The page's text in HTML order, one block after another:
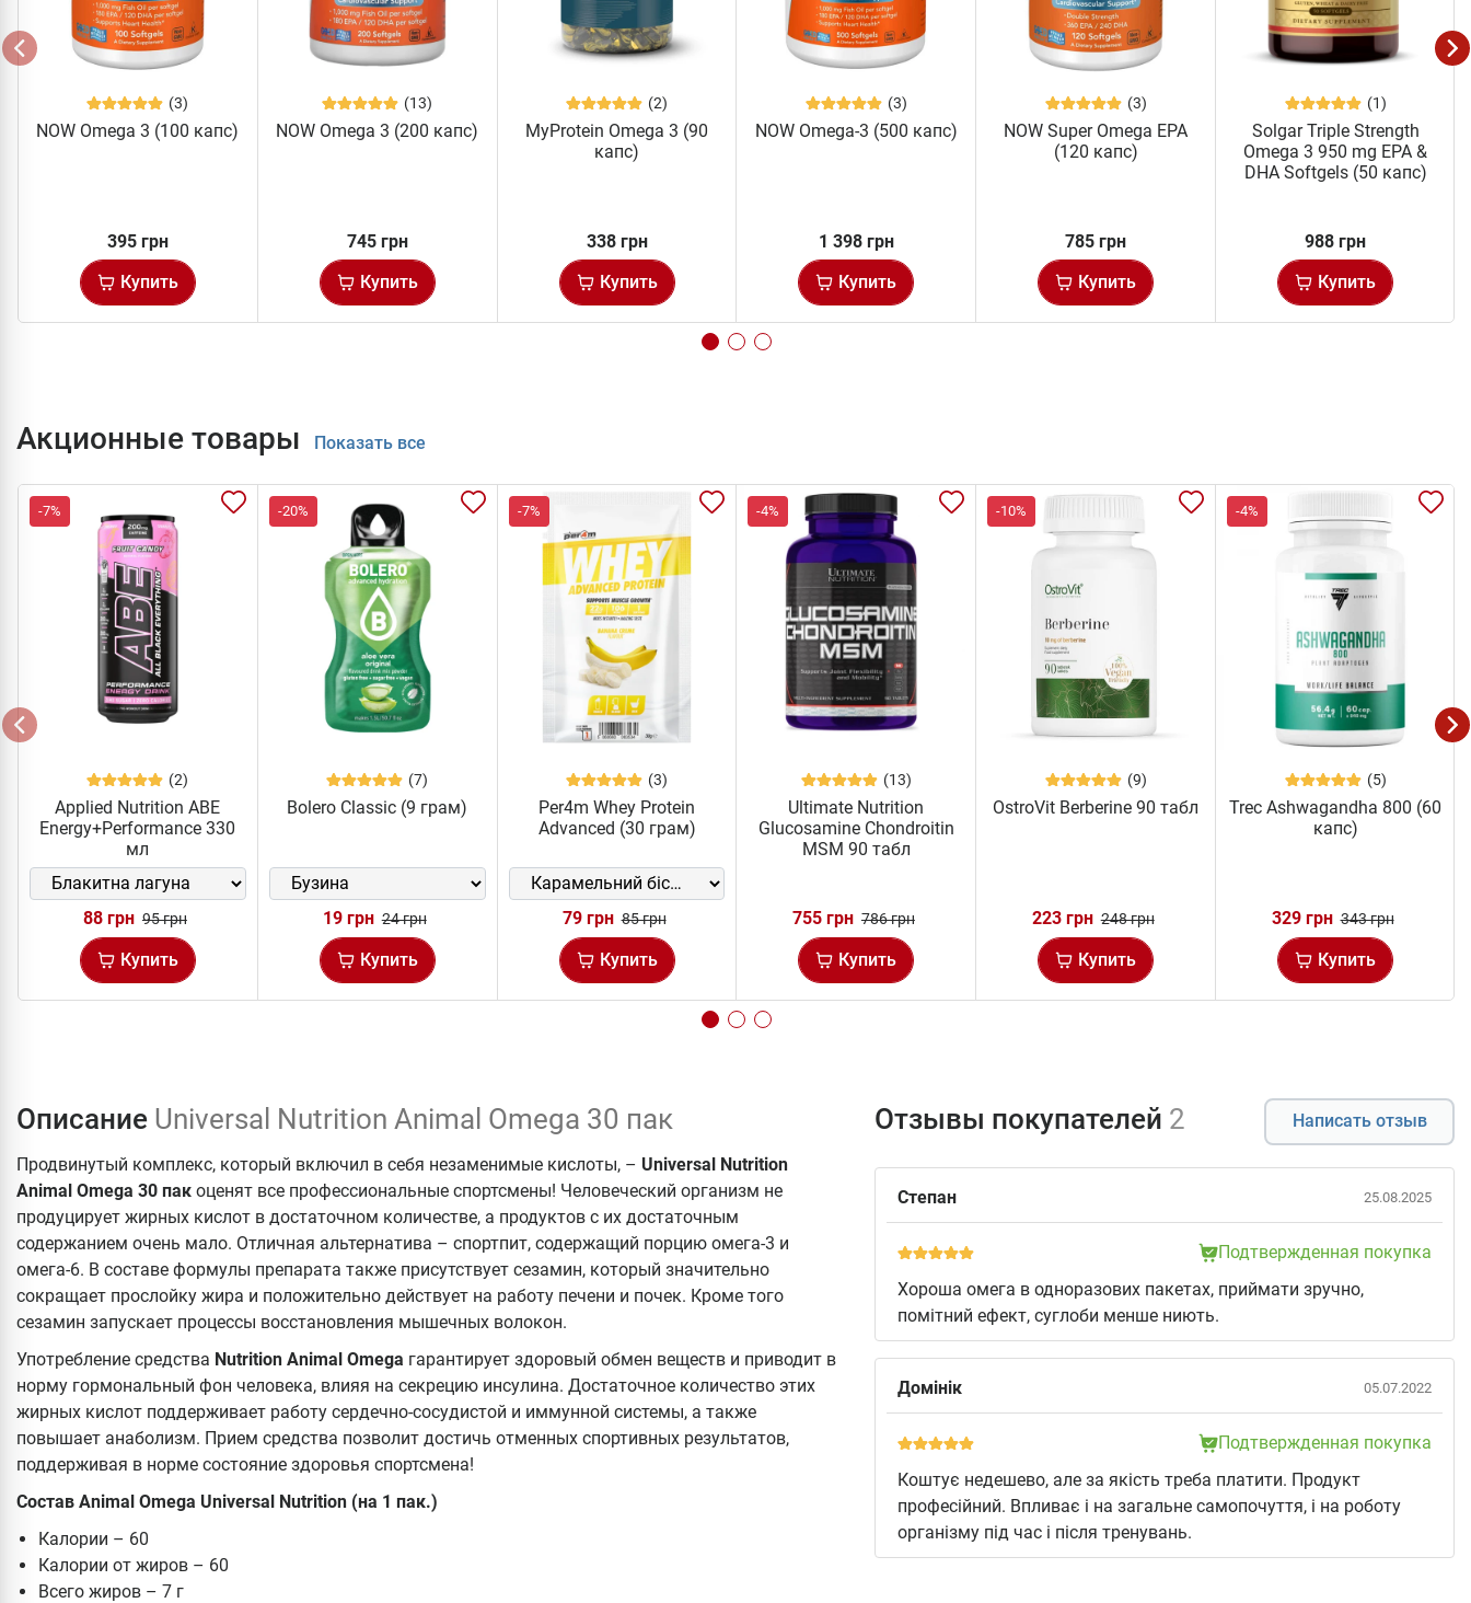
(3)
NOW Omega 3 (100 капс)
395 грн
Купить
(13)
NOW Omega 3 (200 капс)
745 грн
Купить
(2)
MyProtein Omega 3 (90
капс)
338 грн
Купить
(3)
NOW Omega-3 (500 капс)
1 398 грн
Купить
(3)
NOW Super Omega EPA
(120 капс)
785 грн
Купить
(1)
Solgar Triple Strength
Omega 3 950 mg EPA &
DHA Softgels (50 капс)
988 грн
Купить
Акционные товары Показать все
-7%
(2)
Applied Nutrition ABE
Energy+Performance 330
мл
88 грн 95 грн
Купить
-20%
(7)
Bolero Classic (9 грам)
19 грн 24 грн
Купить
-7%
(3)
Per4m Whey Protein
Advanced (30 грам)
79 грн 85 грн
Купить
-4%
(13)
Ultimate Nutrition
Glucosamine Chondroitin
MSM 90 табл
755 грн 786 грн
Купить
-10%
(9)
OstroVit Berberine 90 табл
223 грн 248 грн
Купить
-4%
(5)
Trec Ashwagandha 800 (60
капс)
329 грн 343 грн
Купить
Описание Universal Nutrition Animal Omega 30 пак
Продвинутый комплекс, который включил в себя незаменимые кислоты, – Universal Nutrition
Animal Omega 30 пак оценят все профессиональные спортсмены! Человеческий организм не
продуцирует жирных кислот в достаточном количестве, а продуктов с их достаточным
содержанием очень мало. Отличная альтернатива – спортпит, содержащий порцию омега-3 и
омега-6. В составе формулы препарата также присутствует сезамин, который значительно
сокращает прослойку жира и положительно действует на работу печени и почек. Кроме того
сезамин запускает процессы восстановления мышечных волокон.
Употребление средства Nutrition Animal Omega гарантирует здоровый обмен веществ и приводит в
норму гормональный фон человека, влияя на секрецию инсулина. Достаточное количество этих
жирных кислот поддерживает работу сердечно-сосудистой и иммунной системы, а также
повышает анаболизм. Прием средства позволит достичь отменных спортивных результатов,
поддерживая в норме состояние здоровья спортсмена!
Состав Animal Omega Universal Nutrition (на 1 пак.)
Калории – 60
Калории от жиров – 60
Всего жиров – 7 г
Отзывы покупателей 2 Написать отзыв
Степан 25.08.2025
Подтвержденная покупка
Хороша омега в одноразових пакетах, приймати зручно,
помітний ефект, суглоби менше ниють.
Домінік 05.07.2022
Подтвержденная покупка
Коштує недешево, але за якість треба платити. Продукт
професійний. Впливає і на загальне самопочуття, і на роботу
організму під час і після тренувань.